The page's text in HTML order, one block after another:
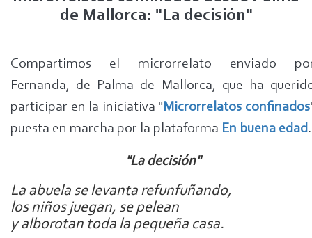
de Mallorca: "La decisión"
Compartimos el microrrelato enviado
Fernanda, de Palma de Mallorca, que ha
participar en la iniciativa "Microrrelatos confinados
puesta en marcha por la plataforma En buena edad.
"La decisión"
La abuela se levanta refunfuñando,
los niños juegan, se pelean
y alborotan toda la pequeña casa.